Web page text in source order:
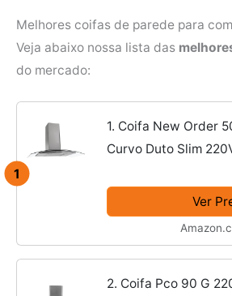
Melhores coifas de parede para
Veja abaixo nossa lista das
do mercado:
1
1. Coifa New Order
Curvo Duto Slim
Ver
2. Coifa Pco 90 G